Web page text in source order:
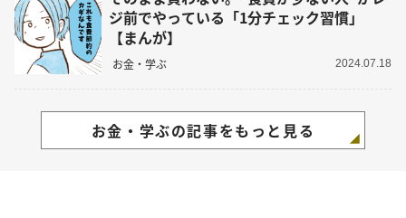
ジ前でやっている「1分チェック習慣」
【まんが】
お金・学ぶ 2024.07.18
お金・学ぶの記事をもっと見る